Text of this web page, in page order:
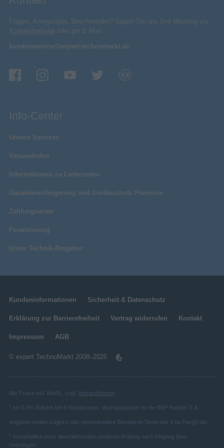
Fragen, Anregungen, Beschwerden? Sagen Sie uns Ihre Meinung via
Kontaktformular oder per E-Mail:
kundenservice@expert-technomarkt.de
Info-Center
Unsere Services
Versandinfos
Informationen zu Lieferzeiten
Garantieverlängerung und Geräteschutz Premium
Zahlungsarten
Finanzierung
Unser Technik-Ratgeber
Kundeninformationen Sicherheit & Datenschutz
Erklärung zur Barrierefreiheit Vertrag widerrufen Kontakt
Impressum AGB
© expert TechnoMarkt 2008–2026
Alle Preise inkl. MwSt., zzgl. Versandkosten
mit 0,0% Sollzins bei 6 Monatsraten. Vertragspartner ist die BNP Paribas S.A.
Angaben stellen zugleich das repräsentative Beispiel im Sinne des § 6a PangV dar.
2 Vorbehaltlich einer abschließenden positiven Prüfung nach Eingang Ihrer
Unterlagen.